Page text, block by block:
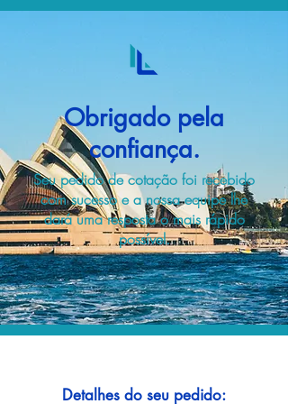
Obrigado pela
confiança.
Seu pedido de cotação foi recebido
com sucesso e a nossa equipe lhe
dará uma resposta o mais rápido
possível.
Detalhes do seu pedido: